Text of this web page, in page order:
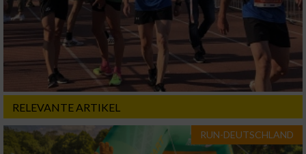
RELEVANTE ARTIKEL
RUN-DEUTSCHLAND
Nicht-IAB-Verarbeitungszwecke:
Notwendig
Performance
Funktional